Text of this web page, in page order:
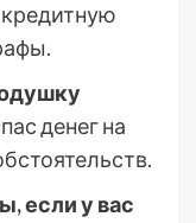
денег на
если у вас